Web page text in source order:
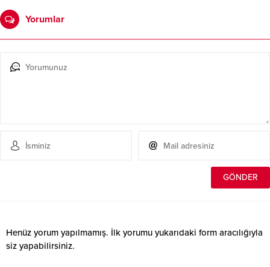
Yorumlar
Henüz yorum yapılmamış. İlk yorumu yukarıdaki form aracılığıyla
siz yapabilirsiniz.